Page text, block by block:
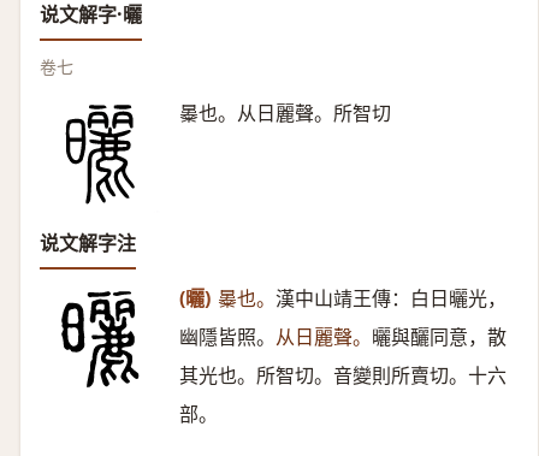
说文解字·曬
卷七
㬥也。从日麗聲。所智切
说文解字注
(曬) 㬥也。 漢中山靖王傳：白日曬光，
幽隱皆照。 从日麗聲。 曬與釃同意，散
其光也。所智切。音變則所賣切。十六
部。